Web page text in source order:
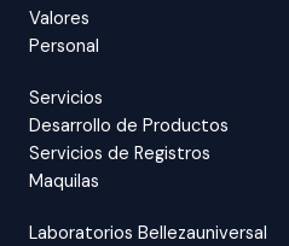
Valores
Personal
Servicios
Desarrollo de Productos
Servicios de Registros
Maquilas
Laboratorios Bellezauniversal